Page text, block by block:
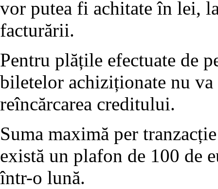
vor putea fi achitate în lei,
facturării.
Pentru plățile efectuate de
biletelor achiziționate nu
reîncărcarea creditului.
Suma maximă per
există un plafon de 100 de
într-o lună.